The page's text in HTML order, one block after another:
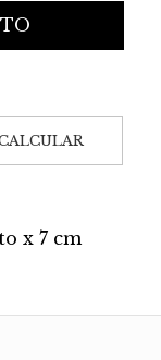
x 7 cm